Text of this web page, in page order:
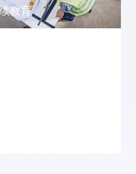
教育